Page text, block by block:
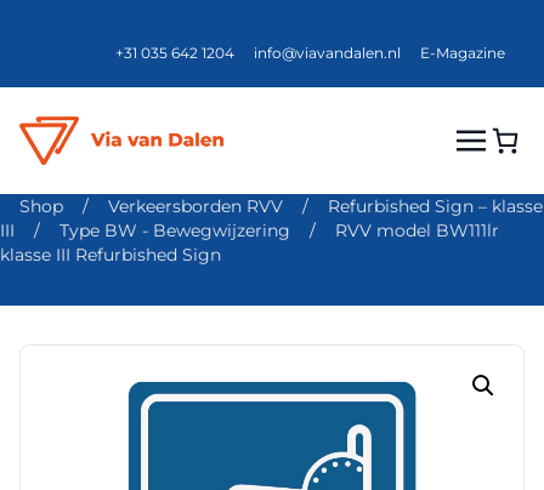
+31 035 642 1204 info@viavandalen.nl E-Magazine
Shop / Verkeersborden RVV /
Refurbished Sign – klasse
III
/ Type BW - Bewegwijzering /
RVV model BW111lr
klasse III Refurbished Sign